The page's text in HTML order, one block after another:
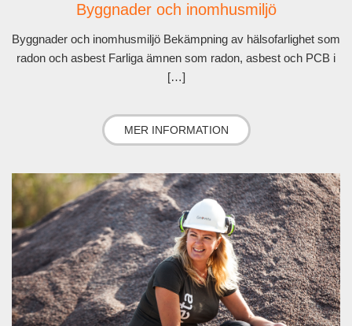
Byggnader och inomhusmiljö
Byggnader och inomhusmiljö Bekämpning av hälsofarlighet som
radon och asbest Farliga ämnen som radon, asbest och PCB i
[…]
MER INFORMATION